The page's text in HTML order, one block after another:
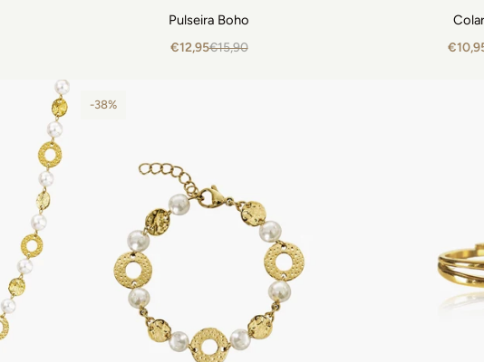
Pulseira Boho
€12,95€15,90
-38%